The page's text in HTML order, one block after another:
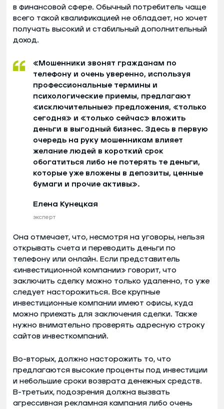
в финансовой сфере. Обычный потребитель чаще
всего такой квалификацией не обладает, но хочет
получать высокий и стабильный дополнительный
доход.
«Мошенники звонят гражданам по
телефону и очень уверенно, используя
профессиональные термины и
психологические приемы, предлагают
«исключительные» предложения, «только
сегодня» и «только сейчас» вложить
деньги в выгодный бизнес. Здесь в первую
очередь на руку мошенникам влияет
желание людей в короткий срок
обогатиться либо не потерять те деньги,
которые уже вложены в депозиты, ценные
бумаги и прочие активы».
Елена Кунецкая
эксперт
Она отмечает, что, несмотря на уговоры, нельзя
открывать счета и переводить деньги по
телефону или онлайн. Если представитель
«инвестиционной компании» говорит, что
заключить сделку можно только удаленно, то уже
следует насторожиться. Все крупные
инвестиционные компании имеют офисы, куда
можно приехать для заключения сделки. Также
нужно внимательно проверять адресную строку
сайтов инвесткомпаний.
Во-вторых, должно насторожить то, что
предлагаются высокие проценты под инвестиции
и небольшие сроки возврата денежных средств.
В-третьих, подозрения должна вызвать
агрессивная рекламная кампания либо очень